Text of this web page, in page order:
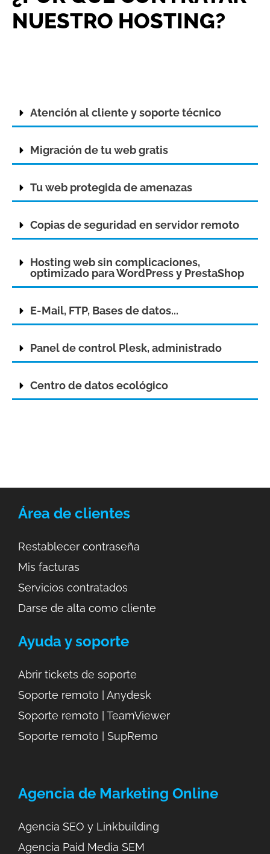
NUESTRO HOSTING?
Atención al cliente y soporte técnico
Migración de tu web gratis
Tu web protegida de amenazas
Copias de seguridad en servidor remoto
Hosting web sin complicaciones,
optimizado para WordPress y PrestaShop
E-Mail, FTP, Bases de datos...
Panel de control Plesk, administrado
Centro de datos ecológico
Área de clientes
Restablecer contraseña
Mis facturas
Servicios contratados
Darse de alta como cliente
Ayuda y soporte
Abrir tickets de soporte
Soporte remoto | Anydesk
Soporte remoto | TeamViewer
Soporte remoto | SupRemo
Agencia de Marketing Online
Agencia SEO y Linkbuilding
Agencia Paid Media SEM